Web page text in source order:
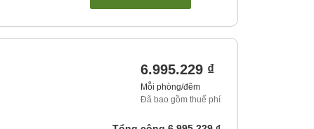
6.995.229 ₫
Mỗi phòng/đêm
Đã bao gồm thuế phí